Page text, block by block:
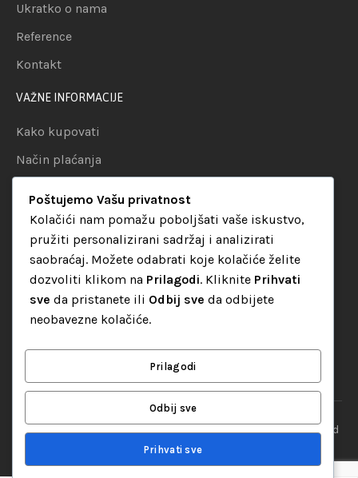
Ukratko o nama
Reference
Kontakt
VAŽNE INFORMACIJE
Kako kupovati
Način plaćanja
Politika privatnosti
KATEGORIJE
Audio oprema
LED dekorativna rasvjeta
“Set Up S” d.o.o. Tuzla, sva prava pridržana© 2026 || Designed
Poštujemo Vašu privatnost
Kolačići nam pomažu poboljšati vaše iskustvo,
pružiti personalizirani sadržaj i analizirati
saobraćaj. Možete odabrati koje kolačiće želite
dozvoliti klikom na Prilagodi. Kliknite Prihvati
sve da pristanete ili Odbij sve da odbijete
neobavezne kolačiće.
Prilagodi
Odbij sve
Prihvati sve